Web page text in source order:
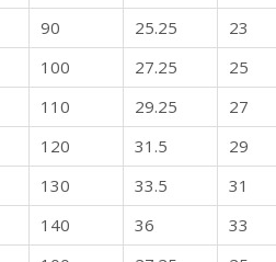
90 25.25 23
100 27.25 25
110 29.25 27
120 31.5 29
130 33.5 31
140 36 33